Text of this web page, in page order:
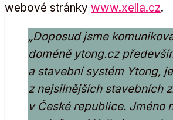
webové stránky www.xella.cz.
„Doposud jsme
doméně ytong.cz
a stavební systém Ytong,
z nejsilnějších stavebních
v České republice. Jméno